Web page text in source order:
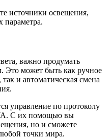
источники освещения,
параметра.
важно продумать
Это может быть как ручное
и автоматическая смена
управление по протоколу
С их помощью вы
но и сможете
точки мира.